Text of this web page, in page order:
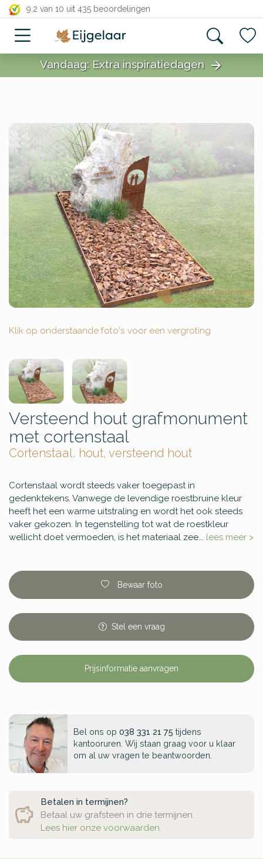
9.2 van 10 uit 435 beoordelingen
close
Vandaag: Extra inspiratiedagen arrow_forward
Klik op onderstaande foto's voor een vergroting
Versteend hout grafmonument
met cortenstaal
Cortenstaal, hout, versteend hout
Cortenstaal wordt steeds vaker toegepast in
gedenktekens. Vanwege de levendige roestbruine kleur
heeft het een warme uitstraling en wordt het ook steeds
vaker gekozen. In tegenstelling tot wat de roestkleur
wellicht doet vermoeden, is het materiaal zee... lees meer >
Bewaar foto
Stel een vraag
Prijsinformatie aanvragen
Bel ons op 038 331 21 75 tijdens
kantooruren. Wij staan graag voor u klaar
om al uw vragen te beantwoorden.
Betalen in termijnen?
Betaal uw grafsteen in drie termijnen.
Lees hier onze voorwaarden.